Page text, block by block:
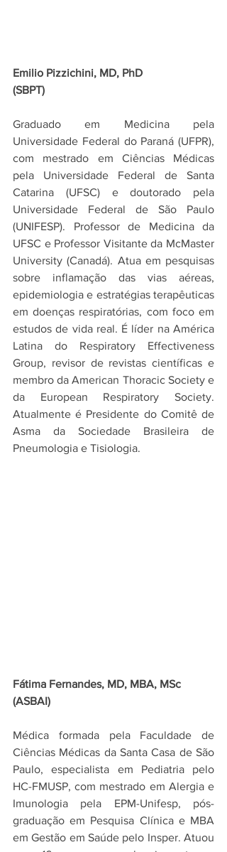
Emilio Pizzichini, MD, PhD
(SBPT)
Graduado em Medicina pela
Universidade Federal do Paraná (UFPR),
com mestrado em Ciências Médicas
pela Universidade Federal de Santa
Catarina (UFSC) e doutorado pela
Universidade Federal de São Paulo
(UNIFESP). Professor de Medicina da
UFSC e Professor Visitante da McMaster
University (Canadá). Atua em pesquisas
sobre inflamação das vias aéreas,
epidemiologia e estratégias terapêuticas
em doenças respiratórias, com foco em
estudos de vida real. É líder na América
Latina do Respiratory Effectiveness
Group, revisor de revistas científicas e
membro da American Thoracic Society e
da European Respiratory Society.
Atualmente é Presidente do Comitê de
Asma da Sociedade Brasileira de
Pneumologia e Tisiologia.
Fátima Fernandes, MD, MBA, MSc
(ASBAI)
Médica formada pela Faculdade de
Ciências Médicas da Santa Casa de São
Paulo, especialista em Pediatria pelo
HC-FMUSP, com mestrado em Alergia e
Imunologia pela EPM-Unifesp, pós-
graduação em Pesquisa Clínica e MBA
em Gestão em Saúde pelo Insper. Atuou